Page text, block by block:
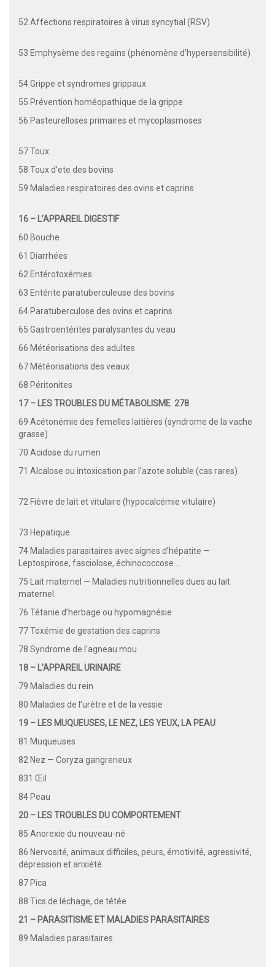
52 Affections respiratoires à virus syncytial (RSV)
53 Emphysème des regains (phénomène d’hypersensibilité)
54 Grippe et syndromes grippaux
55 Prévention homéopathique de la grippe
56 Pasteurelloses primaires et mycoplasmoses
57 Toux
58 Toux d’ete des bovins
59 Maladies respiratoires des ovins et caprins
16 – L’APPAREIL DIGESTIF
60 Bouche
61 Diarrhées
62 Entérotoxémies
63 Entérite paratuberculeuse des bovins
64 Paratuberculose des ovins et caprins
65 Gastroentérites paralysantes du veau
66 Météorisations des adultes
67 Météorisations des veaux
68 Péritonites
17 – LES TROUBLES DU MÉTABOLISME 278
69 Acétonémie des femelles laitières (syndrome de la vache
grasse)
70 Acidose du rumen
71 Alcalose ou intoxication par l’azote soluble (cas rares)
72 Fièvre de lait et vitulaire (hypocalcémie vitulaire)
73 Hepatique
74 Maladies parasitaires avec signes d’hépatite —
Leptospirose, fasciolose, échinococcose…
75 Lait maternel — Maladies nutritionnelles dues au lait
maternel
76 Tétanie d’herbage ou hypomagnésie
77 Toxémie de gestation des caprins
78 Syndrome de l’agneau mou
18 – L’APPAREIL URINAIRE
79 Maladies du rein
80 Maladies de l’urètre et de la vessie
19 – LES MUQUEUSES, LE NEZ, LES YEUX, LA PEAU
81 Muqueuses
82 Nez — Coryza gangreneux
831 Œil
84 Peau
20 – LES TROUBLES DU COMPORTEMENT
85 Anorexie du nouveau-né
86 Nervosité, animaux difficiles, peurs, émotivité, agressivité,
dépression et anxiété
87 Pica
88 Tics de léchage, de tétée
21 – PARASITISME ET MALADIES PARASITAIRES
89 Maladies parasitaires